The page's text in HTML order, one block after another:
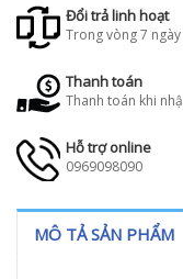
Đổi trả linh hoạt
Trong vòng 7 ngày
Thanh toán
Thanh toán khi
Hỗ trợ online
0969098090
MÔ TẢ SẢN PHẨM